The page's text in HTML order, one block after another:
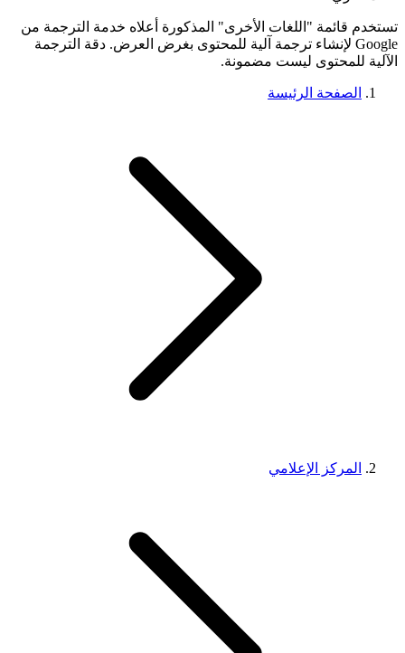
تستخدم قائمة "اللغات الأخرى" المذكورة أعلاه خدمة الترجمة من
Google لإنشاء ترجمة آلية للمحتوى بغرض العرض. دقة الترجمة
الآلية للمحتوى ليست مضمونة.
الصفحة الرئيسة
المركز الإعلامي